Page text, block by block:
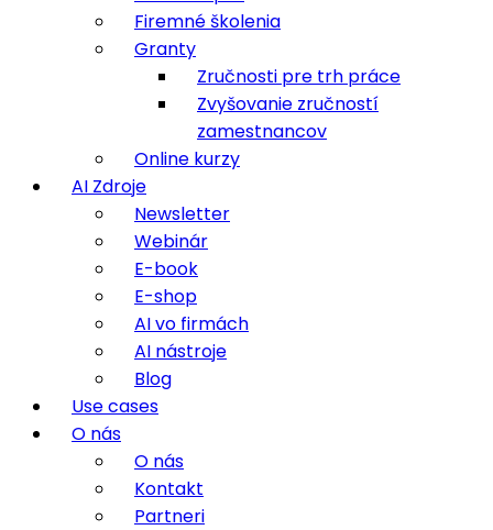
Firemné školenia
Granty
Zručnosti pre trh práce
Zvyšovanie zručností
zamestnancov
Online kurzy
AI Zdroje
Newsletter
Webinár
E-book
E-shop
AI vo firmách
AI nástroje
Blog
Use cases
O nás
O nás
Kontakt
Partneri